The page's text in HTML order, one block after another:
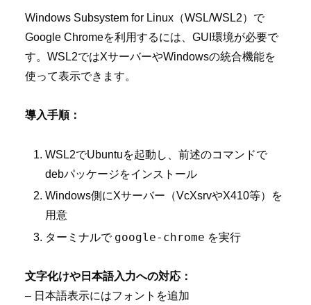
Windows Subsystem for Linux（WSL/WSL2）で
Google Chromeを利用するには、GUI環境が必要で
す。WSL2ではXサーバーやWindowsの統合機能を
使って表示できます。
導入手順：
WSL2でUbuntuを起動し、前述のコマンドで
debパッケージをインストール
Windows側にXサーバー（VcXsrvやX410等）を
用意
ターミナルで google-chrome を実行
文字化けや日本語入力への対応：
– 日本語表示にはフォントを追加